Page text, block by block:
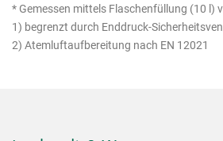
* Gemessen mittels Flaschenfüllung (10 l)
1) begrenzt durch Enddruck-
2) Atemluftaufbereitung nach EN 12021